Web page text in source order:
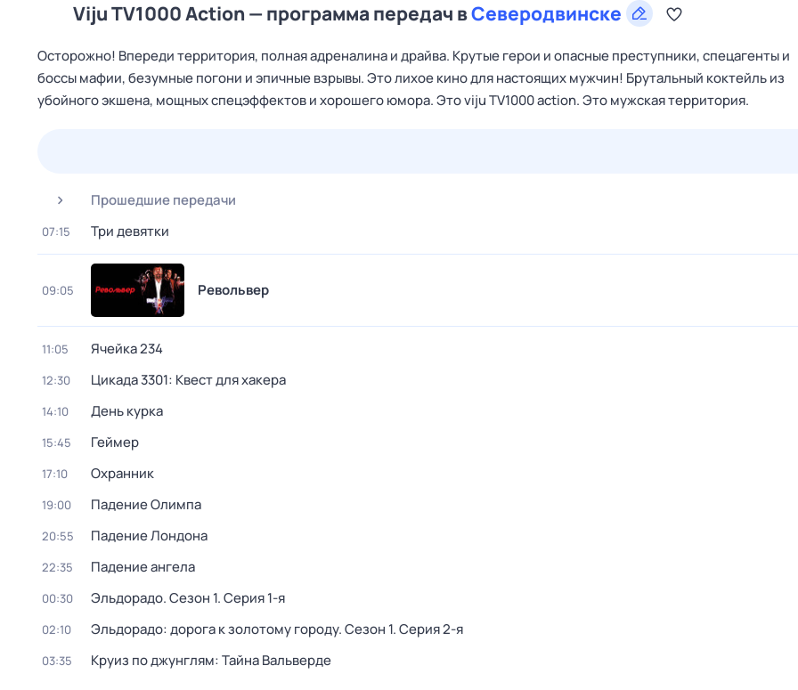
Viju TV1000 Action — программа передач вСеверодвинске
Осторожно! Впереди территория, полная адреналина и драйва. Крутые герои и опасные преступники, спецагенты и
боссы мафии, безумные погони и эпичные взрывы. Это лихое кино для настоящих мужчин! Брутальный коктейль из
убойного экшена, мощных спецэффектов и хорошего юмора. Это viju TV1000 action. Это мужская территория.
Прошедшие передачи
07:15 Три девятки
09:05 Револьвер
11:05 Ячейка 234
12:30 Цикада 3301: Квест для хакера
14:10 День курка
15:45 Геймер
17:10 Охранник
19:00 Падение Олимпа
20:55 Падение Лондона
22:35 Падение ангела
00:30 Эльдорадо. Сезон 1. Серия 1-я
02:10 Эльдорадо: дорога к золотому городу. Сезон 1. Серия 2-я
03:35 Круиз по джунглям: Тайна Вальверде